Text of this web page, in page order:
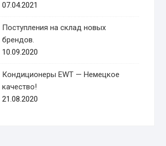
07.04.2021
Поступления на склад новых
брендов.
10.09.2020
Кондиционеры EWT — Немецкое
качество!
21.08.2020